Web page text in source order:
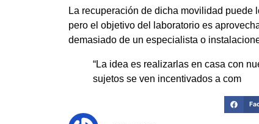
La recuperación de dicha movilidad
pero el objetivo del laboratorio es
demasiado de un especialista o
“La idea es realizarlas en casa con
sujetos se ven incentivados a com